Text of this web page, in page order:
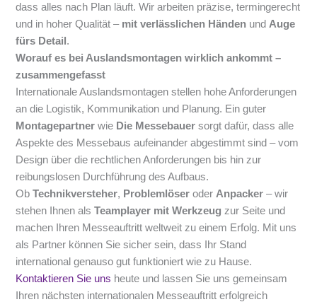
dass alles nach Plan läuft. Wir arbeiten präzise, termingerecht
und in hoher Qualität – mit verlässlichen Händen und Auge
fürs Detail .
Worauf es bei Auslandsmontagen wirklich ankommt –
zusammengefasst
Internationale Auslandsmontagen stellen hohe Anforderungen
an die Logistik, Kommunikation und Planung. Ein guter
Montagepartner wie Die Messebauer sorgt dafür, dass alle
Aspekte des Messebaus aufeinander abgestimmt sind – vom
Design über die rechtlichen Anforderungen bis hin zur
reibungslosen Durchführung des Aufbaus.
ObTechnikversteher, Problemlöser oder Anpacker – wir
stehen Ihnen alsTeamplayer mit Werkzeug zur Seite und
machen Ihren Messeauftritt weltweit zu einem Erfolg. Mit uns
als Partner können Sie sicher sein, dass Ihr Stand
international genauso gut funktioniert wie zu Hause.
Kontaktieren Sie uns heute und lassen Sie uns gemeinsam
Ihren nächsten internationalen Messeauftritt erfolgreich